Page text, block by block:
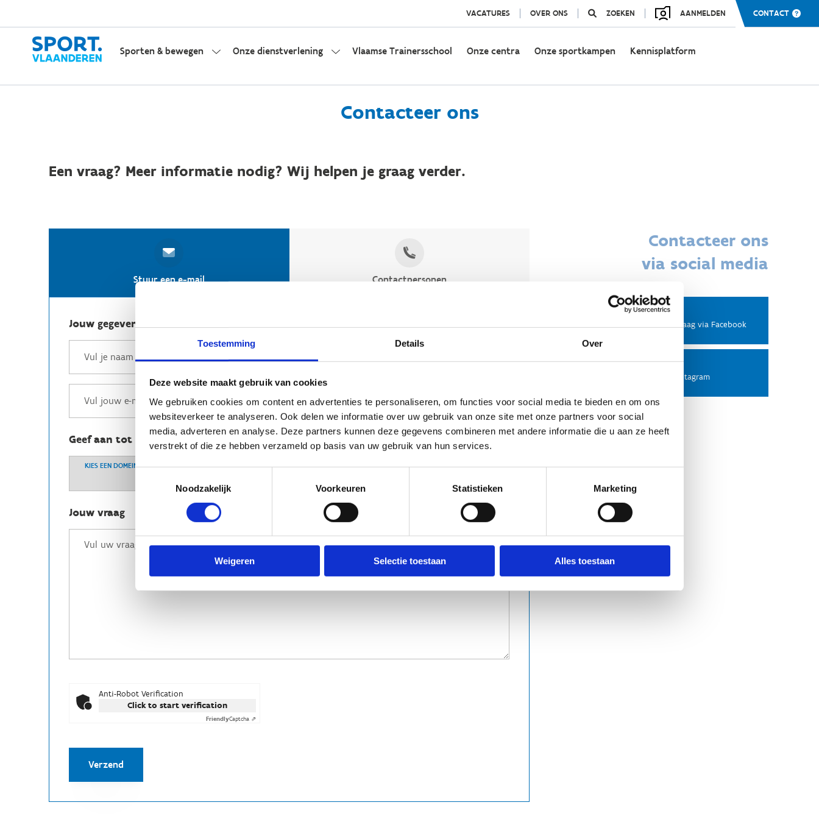
Toestemming Details Over
Deze website maakt gebruik van cookies
We gebruiken cookies om content en advertenties te personaliseren, om functies voor social media te bieden en om ons
websiteverkeer te analyseren. Ook delen we informatie over uw gebruik van onze site met onze partners voor social
media, adverteren en analyse. Deze partners kunnen deze gegevens combineren met andere informatie die u aan ze heeft
verstrekt of die ze hebben verzameld op basis van uw gebruik van hun services.
Noodzakelijk
Voorkeuren Statistieken Marketing
Weigeren Selectie toestaan Alles toestaan
VACATURES OVER ONS ZOEKEN AANMELDEN CONTACT
Sporten & bewegen Onze dienstverlening Vlaamse Trainersschool Onze centra Onze sportkampen Kennisplatform
Contacteer ons
Een vraag? Meer informatie nodig? Wij helpen je graag verder.
Stuur een e-mail Contactpersonen
Jouw gegevens
Geef aan tot welk domein jouw vraag behoort
KIES EEN DOMEIN
Jouw vraag
Anti-Robot Verification
Click to start verification
FriendlyCaptcha ⇗
Verzend
Contacteer ons
via social media
Facebook
Stel ons een vraag via Facebook
Instagram
Volg ons op Instagram